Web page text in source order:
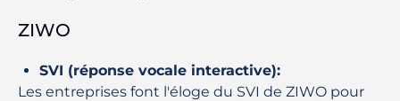
ZIWO
SVI (réponse vocale interactive):
Les entreprises font l'éloge du SVI de ZIWO pour